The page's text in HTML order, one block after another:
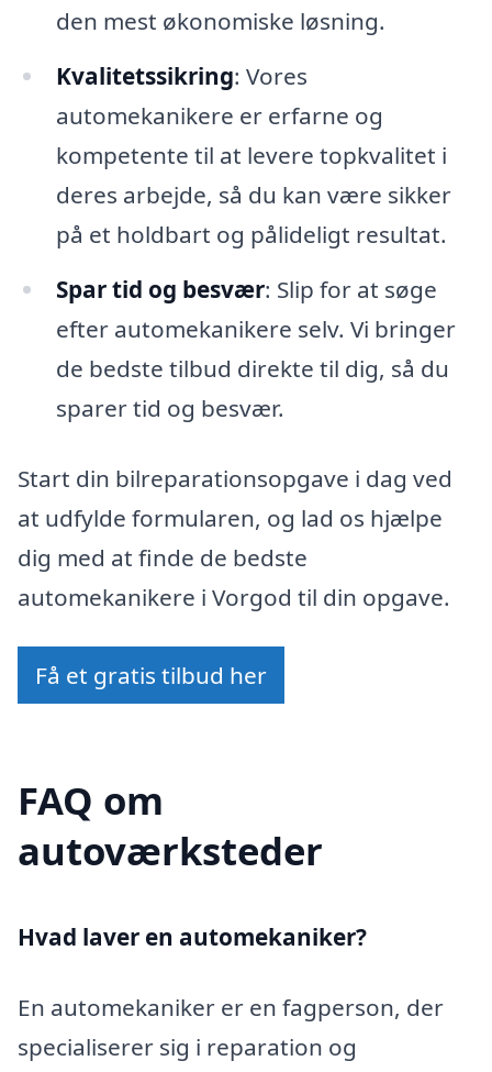
den mest økonomiske løsning.
Kvalitetssikring: Vores
automekanikere er erfarne og
kompetente til at levere topkvalitet i
deres arbejde, så du kan være sikker
på et holdbart og pålideligt resultat.
Spar tid og besvær: Slip for at søge
efter automekanikere selv. Vi bringer
de bedste tilbud direkte til dig, så du
sparer tid og besvær.
Start din bilreparationsopgave i dag ved
at udfylde formularen, og lad os hjælpe
dig med at finde de bedste
automekanikere i Vorgod til din opgave.
Få et gratis tilbud her
FAQ om
autoværksteder
Hvad laver en automekaniker?
En automekaniker er en fagperson, der
specialiserer sig i reparation og